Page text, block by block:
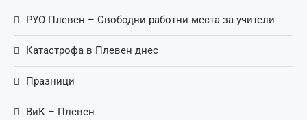
РУО Плевен – Свободни работни места за учители
Катастрофа в Плевен днес
Празници
ВиК – Плевен